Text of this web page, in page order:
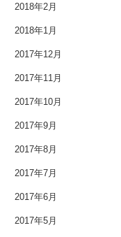
2018年2月
2018年1月
2017年12月
2017年11月
2017年10月
2017年9月
2017年8月
2017年7月
2017年6月
2017年5月